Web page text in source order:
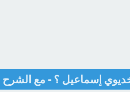
إسماعيل ؟ - مع الشرح